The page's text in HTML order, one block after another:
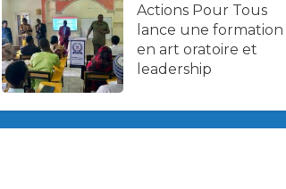
Actions Pour Tous
lance une formation
en art oratoire et
leadership